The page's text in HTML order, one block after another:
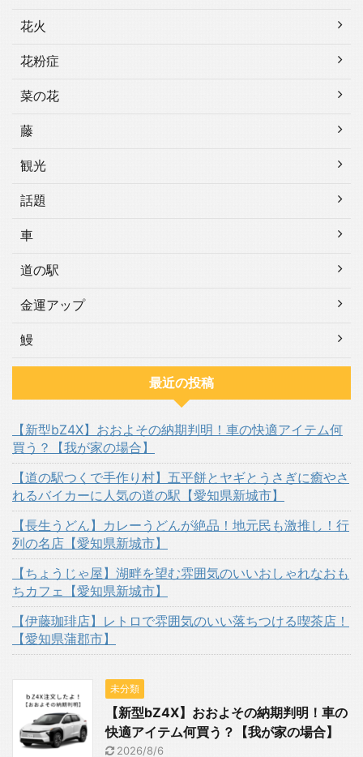
花火
花粉症
菜の花
藤
観光
話題
車
道の駅
金運アップ
鰻
最近の投稿
【新型bZ4X】おおよその納期判明！車の快適アイテム何
買う？【我が家の場合】
【道の駅つくで手作り村】五平餅とヤギとうさぎに癒やさ
れるバイカーに人気の道の駅【愛知県新城市】
【長生うどん】カレーうどんが絶品！地元民も激推し！行
列の名店【愛知県新城市】
【ちょうじゃ屋】湖畔を望む雰囲気のいいおしゃれなおも
ちカフェ【愛知県新城市】
【伊藤珈琲店】レトロで雰囲気のいい落ちつける喫茶店！
【愛知県蒲郡市】
未分類
【新型bZ4X】おおよその納期判明！車の
快適アイテム何買う？【我が家の場合】
2026/8/6